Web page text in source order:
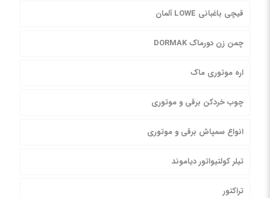
قیچی باغبانی LOWE آلمان
چمن زن دورماک DORMAK
اره موتوری ماک
چوب خردکن برقی و موتوری
انواع سمپاش برقی و موتوری
تیلر کولتیواتور دیاموند
تراکتور